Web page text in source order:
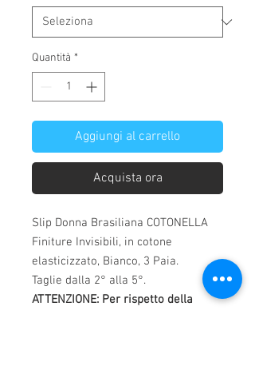
Quantità *
Aggiungi al carrello
Acquista ora
Slip Donna Brasiliana COTONELLA
Finiture Invisibili, in cotone
elasticizzato, Bianco, 3 Paia.
Taglie dalla 2° alla 5°.
ATTENZIONE: Per rispetto della